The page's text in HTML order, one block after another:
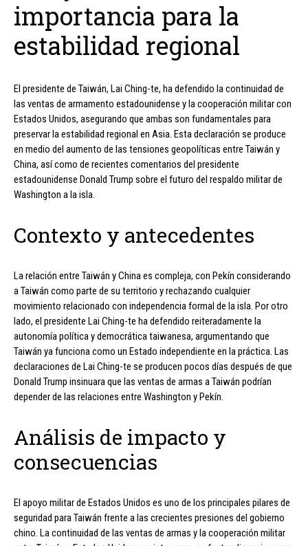
importancia para la
estabilidad regional
El presidente de Taiwán, Lai Ching-te, ha defendido la continuidad de
las ventas de armamento estadounidense y la cooperación militar con
Estados Unidos, asegurando que ambas son fundamentales para
preservar la estabilidad regional en Asia. Esta declaración se produce
en medio del aumento de las tensiones geopolíticas entre Taiwán y
China, así como de recientes comentarios del presidente
estadounidense Donald Trump sobre el futuro del respaldo militar de
Washington a la isla.
Contexto y antecedentes
La relación entre Taiwán y China es compleja, con Pekín considerando
a Taiwán como parte de su territorio y rechazando cualquier
movimiento relacionado con independencia formal de la isla. Por otro
lado, el presidente Lai Ching-te ha defendido reiteradamente la
autonomía política y democrática taiwanesa, argumentando que
Taiwán ya funciona como un Estado independiente en la práctica. Las
declaraciones de Lai Ching-te se producen pocos días después de que
Donald Trump insinuara que las ventas de armas a Taiwán podrían
depender de las relaciones entre Washington y Pekín.
Análisis de impacto y
consecuencias
El apoyo militar de Estados Unidos es uno de los principales pilares de
seguridad para Taiwán frente a las crecientes presiones del gobierno
chino. La continuidad de las ventas de armas y la cooperación militar